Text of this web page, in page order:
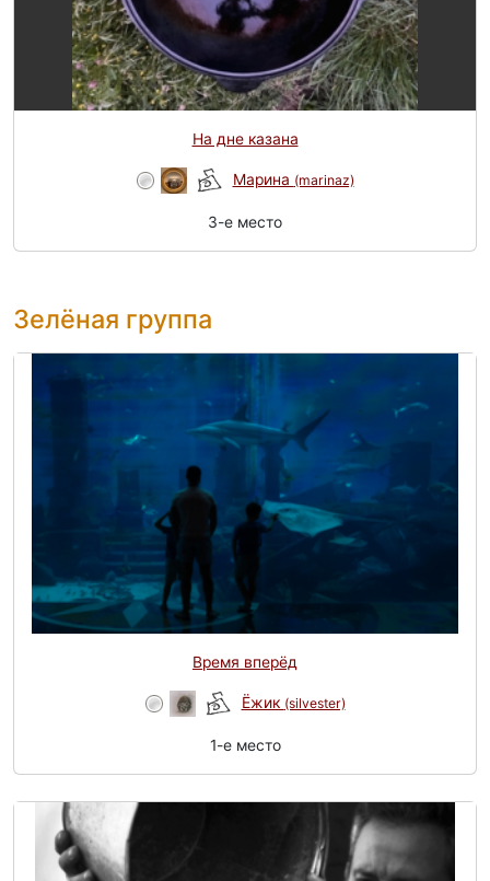
На дне казана
Mарина (marinaz)
3-e место
Зелёная группа
Время вперёд
Ёжик (silvester)
1-e место